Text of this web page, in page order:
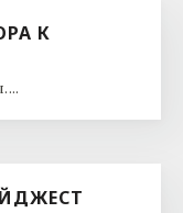
К
...